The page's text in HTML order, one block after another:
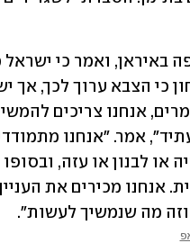
וזה מה שנמשיך לעשות".